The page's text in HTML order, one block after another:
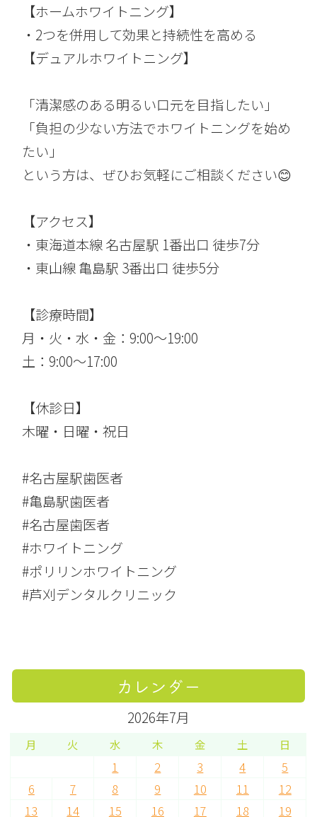
【ホームホワイトニング】
・2つを併用して効果と持続性を高める
【デュアルホワイトニング】
「清潔感のある明るい口元を目指したい」
「負担の少ない方法でホワイトニングを始め
たい」
という方は、ぜひお気軽にご相談ください😊
【アクセス】
・東海道本線 名古屋駅 1番出口 徒歩7分
・東山線 亀島駅 3番出口 徒歩5分
【診療時間】
月・火・水・金：9:00〜19:00
土：9:00〜17:00
【休診日】
木曜・日曜・祝日
#名古屋駅歯医者
#亀島駅歯医者
#名古屋歯医者
#ホワイトニング
#ポリリンホワイトニング
#芦刈デンタルクリニック
カレンダー
2026年7月
月 火 水 木 金 土 日
1 2 3 4
5
6
7 8 9 10 11
12
13
14 15 16 17 18 19